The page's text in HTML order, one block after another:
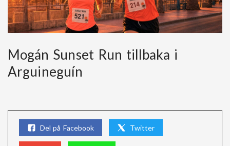
Mogán Sunset Run tillbaka i
Arguineguín
Del på Facebook Twitter